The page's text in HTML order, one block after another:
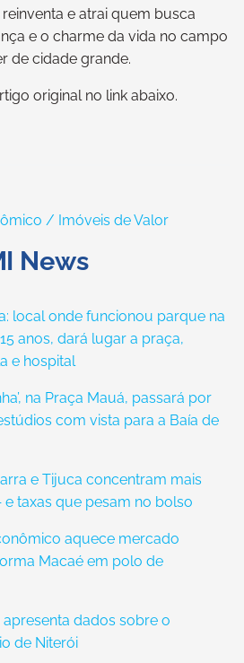
e atrai quem busca
e o charme da vida no campo
de cidade grande.
original no link abaixo.
/ Imóveis de Valor
News
local onde funcionou parque na
anos, dará lugar a praça,
e hospital
na Praça Mauá, passará por
com vista para a Baía de
e Tijuca concentram mais
taxas que pesam no bolso
aquece mercado
Macaé em polo de
dados sobre o
de Niterói